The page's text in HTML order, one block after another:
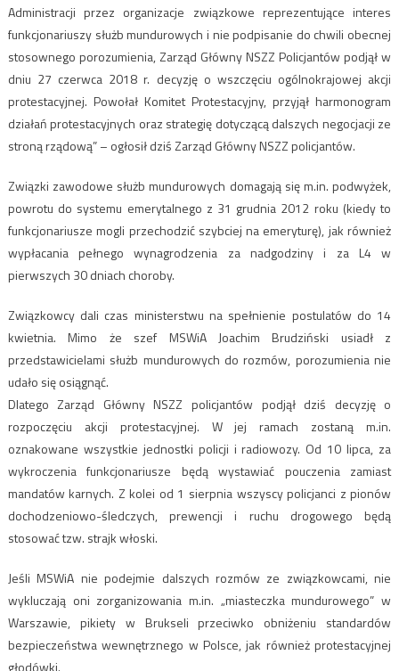
Administracji przez organizacje związkowe reprezentujące interes
funkcjonariuszy służb mundurowych i nie podpisanie do chwili obecnej
stosownego porozumienia, Zarząd Główny NSZZ Policjantów podjął w
dniu 27 czerwca 2018 r. decyzję o wszczęciu ogólnokrajowej akcji
protestacyjnej. Powołał Komitet Protestacyjny, przyjął harmonogram
działań protestacyjnych oraz strategię dotyczącą dalszych negocjacji ze
stroną rządową” – ogłosił dziś Zarząd Główny NSZZ policjantów.
Związki zawodowe służb mundurowych domagają się m.in. podwyżek,
powrotu do systemu emerytalnego z 31 grudnia 2012 roku (kiedy to
funkcjonariusze mogli przechodzić szybciej na emeryturę), jak również
wypłacania pełnego wynagrodzenia za nadgodziny i za L4 w
pierwszych 30 dniach choroby.
Związkowcy dali czas ministerstwu na spełnienie postulatów do 14
kwietnia. Mimo że szef MSWiA Joachim Brudziński usiadł z
przedstawicielami służb mundurowych do rozmów, porozumienia nie
udało się osiągnąć.
Dlatego Zarząd Główny NSZZ policjantów podjął dziś decyzję o
rozpoczęciu akcji protestacyjnej. W jej ramach zostaną m.in.
oznakowane wszystkie jednostki policji i radiowozy. Od 10 lipca, za
wykroczenia funkcjonariusze będą wystawiać pouczenia zamiast
mandatów karnych. Z kolei od 1 sierpnia wszyscy policjanci z pionów
dochodzeniowo-śledczych, prewencji i ruchu drogowego będą
stosować tzw. strajk włoski.
Jeśli MSWiA nie podejmie dalszych rozmów ze związkowcami, nie
wykluczają oni zorganizowania m.in. „miasteczka mundurowego” w
Warszawie, pikiety w Brukseli przeciwko obniżeniu standardów
bezpieczeństwa wewnętrznego w Polsce, jak również protestacyjnej